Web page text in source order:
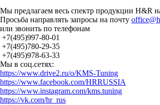
Мы предлагаем весь спектр продукции H&R
Просьба направлять запросы на почту
или звонить по телефонам
+7(495)997-80-01
+7(495)780-29-35
+7(495)978-63-33
Мы в соц.сетях:
https://www.drive2.ru/o/KMS-Tuning
https://www.facebook.com/HRRUSSIA
https://www.instagram.com/kms.tuning
https://vk.com/hr_rus